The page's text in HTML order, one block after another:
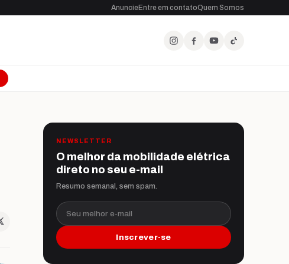
AnuncieEntre em contatoQuem Somos
NEWSLETTER
O melhor da mobilidade elétrica
direto no seu e-mail
Resumo semanal, sem spam.
Seu melhor e-mail
Inscrever-se